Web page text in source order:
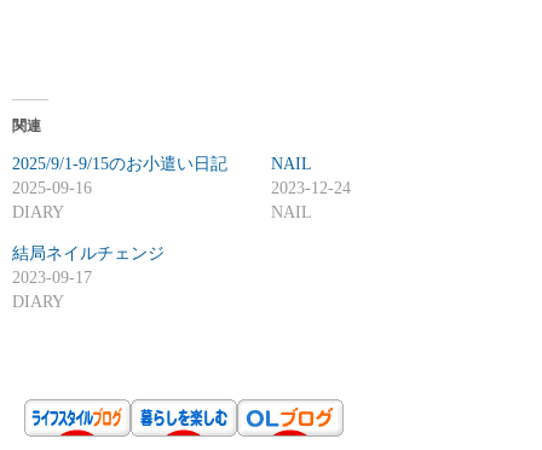
関連
2025/9/1-9/15のお小遣い日記
2025-09-16
DIARY
NAIL
2023-12-24
NAIL
結局ネイルチェンジ
2023-09-17
DIARY